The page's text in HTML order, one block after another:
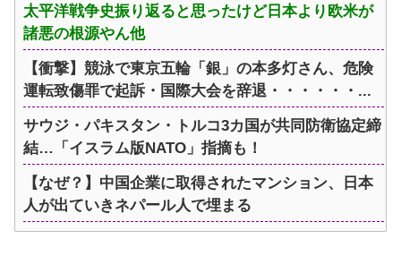
太平洋戦争史振り返ると思ったけど日本より欧米が
諸悪の根源やん他
【衝撃】競泳で東京五輪「銀」の本多灯さん、危険
運転致傷罪で起訴・国際大会を辞退・・・・・・...
サウジ・パキスタン・トルコ3カ国が共同防衛協定締
結…「イスラム版NATO」指摘も！
【なぜ？】中国企業に取得されたマンション、日本
人が出ていきネパール人で埋まる